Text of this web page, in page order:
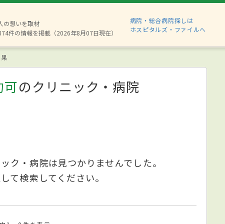
の想いを取材
件の情報を掲載（2026年8月07日現在）
病院・総合病院探しは
ホスピタルズ・ファイルへ
可のクリニック・病院
ク・病院は見つかりませんでした。
て検索してください。